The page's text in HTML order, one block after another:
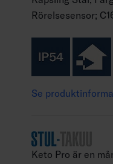
Rörelsesensor;
Se
Keto Pro är en